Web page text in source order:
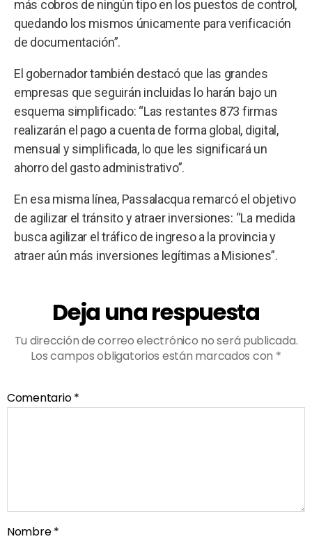
más cobros de ningún tipo en los puestos de control,
quedando los mismos únicamente para verificación
de documentación”.
El gobernador también destacó que las grandes
empresas que seguirán incluidas lo harán bajo un
esquema simplificado: “Las restantes 873 firmas
realizarán el pago a cuenta de forma global, digital,
mensual y simplificada, lo que les significará un
ahorro del gasto administrativo”.
En esa misma línea, Passalacqua remarcó el objetivo
de agilizar el tránsito y atraer inversiones: “La medida
busca agilizar el tráfico de ingreso a la provincia y
atraer aún más inversiones legítimas a Misiones”.
Deja una respuesta
Tu dirección de correo electrónico no será publicada.
Los campos obligatorios están marcados con *
Comentario*
Nombre*